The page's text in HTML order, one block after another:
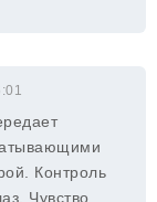
Контроль
Чувство